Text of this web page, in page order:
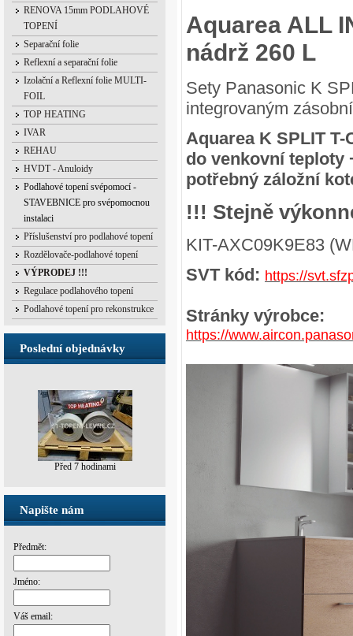
RENOVA 15mm PODLAHOVÉ
TOPENÍ
Separační folie
Reflexní a separační folie
Izolační a Reflexní folie MULTI-
FOIL
TOP HEATING
IVAR
REHAU
HVDT - Anuloidy
Podlahové topení svépomocí -
STAVEBNICE pro svépomocnou
instalaci
Příslušenství pro podlahové topení
Rozdělovače-podlahové topení
VÝPRODEJ !!!
Regulace podlahového topení
Podlahové topení pro rekonstrukce
Poslední objednávky
Před 7 hodinami
Před 43 min.
Napište nám
Předmět:
Jméno:
Váš email:
Aquarea ALL
nádrž 260 L
Sety Panasonic K
integrovaným
Aquarea K SPLIT
do venkovní teploty
potřebný záložní
!!! Stejně
KIT-AXC09K9E83
SVT kód: https://
Stránky výrobce:
https://